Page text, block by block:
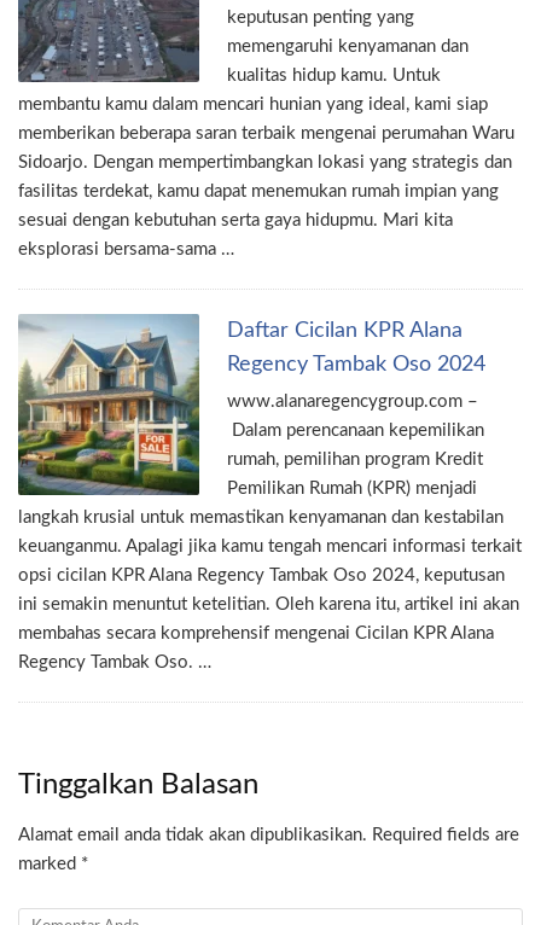
keputusan penting yang
memengaruhi kenyamanan dan
kualitas hidup kamu. Untuk
membantu kamu dalam mencari hunian yang ideal, kami siap
memberikan beberapa saran terbaik mengenai perumahan Waru
Sidoarjo. Dengan mempertimbangkan lokasi yang strategis dan
fasilitas terdekat, kamu dapat menemukan rumah impian yang
sesuai dengan kebutuhan serta gaya hidupmu. Mari kita
eksplorasi bersama-sama …
Daftar Cicilan KPR Alana
Regency Tambak Oso 2024
www.alanaregencygroup.com –
Dalam perencanaan kepemilikan
rumah, pemilihan program Kredit
Pemilikan Rumah (KPR) menjadi
langkah krusial untuk memastikan kenyamanan dan kestabilan
keuanganmu. Apalagi jika kamu tengah mencari informasi terkait
opsi cicilan KPR Alana Regency Tambak Oso 2024, keputusan
ini semakin menuntut ketelitian. Oleh karena itu, artikel ini akan
membahas secara komprehensif mengenai Cicilan KPR Alana
Regency Tambak Oso. …
Tinggalkan Balasan
Alamat email anda tidak akan dipublikasikan. Required fields are
marked *